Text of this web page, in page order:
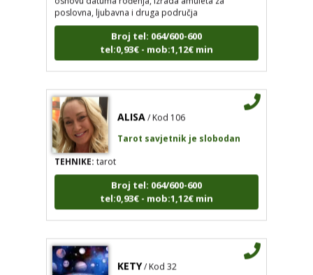
Broj tel: 064/600-600
tel:0,93€ - mob:1,12€ min
Tarot savjetnik je slobodan
TEHNIKE:tarot
Broj tel: 064/600-600
tel:0,93€ - mob:1,12€ min
Tarot savjetnik je slobodan